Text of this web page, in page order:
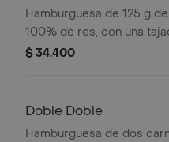
Hamburguesa de 125 g
100% de res, con una
queso tipo mozzarella,
$ 34.400
Doble Doble
Hamburguesa de dos